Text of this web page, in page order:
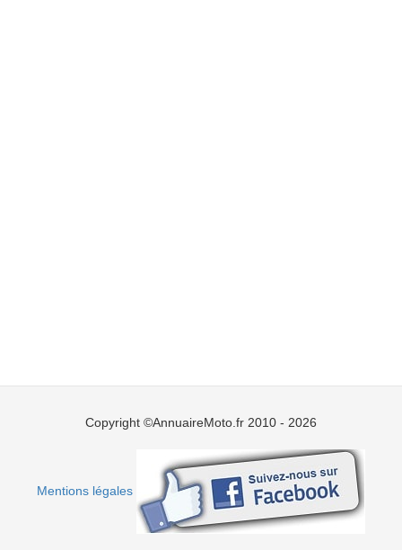
Copyright ©AnnuaireMoto.fr 2010 - 2026
Mentions légales